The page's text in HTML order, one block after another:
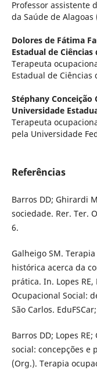
Professor assistente
da Saúde de Alagoas
Dolores de Fátima
Estadual de Ciências
Terapeuta
Estadual de Ciências
Stéphany Conceição
Universidade
Terapeuta
pela Universidade
Referências
Barros DD; Ghirardi
sociedade. Rer. Ter.
6.
Galheigo SM.
histórica acerca da
prática. In. Lopes
Ocupacional Social:
São Carlos.
Barros DD; Lopes
social: concepções e
(Org.). Terapia